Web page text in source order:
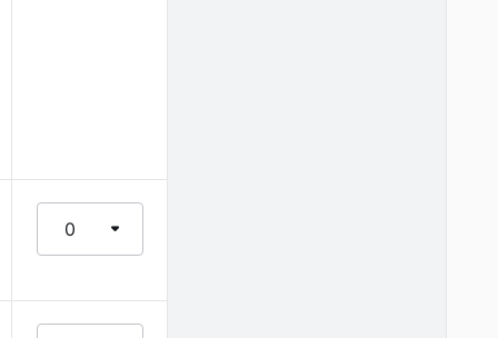
0